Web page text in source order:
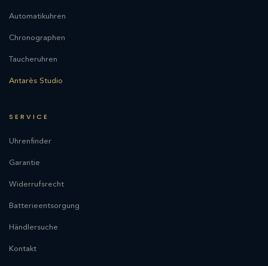
Automatikuhren
Chronographen
Taucheruhren
Antarès Studio
SERVICE
Uhrenfinder
Garantie
Widerrufsrecht
Batterieentsorgung
Händlersuche
Kontakt